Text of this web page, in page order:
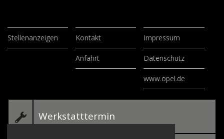
Stellenanzeigen Kontakt
Anfahrt
Impressum
Datenschutz
www.opel.de
Werkstatttermin